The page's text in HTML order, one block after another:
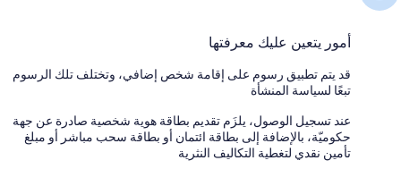
أمور يتعين عليك معرفتها
قد يتم تطبيق رسوم على إقامة شخص إضافي، وتختلف تلك الرسوم
تبعًا لسياسة المنشأة
عند تسجيل الوصول، يلزَم تقديم بطاقة هوية شخصية صادرة عن جهة
حكوميّة، بالإضافة إلى بطاقة ائتمان أو بطاقة سحب مباشر أو مبلغ
تأمين نقدي لتغطية التكاليف النثرية